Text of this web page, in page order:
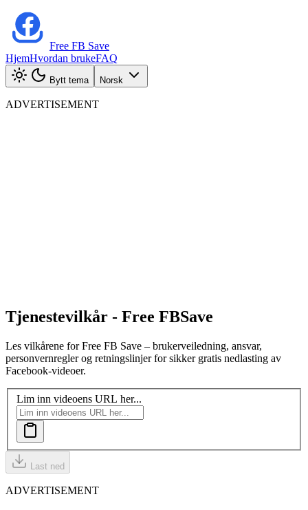
Free FB Save
HjemHvordan brukeFAQ
Bytt tema Norsk
ADVERTISEMENT
Tjenestevilkår - Free FBSave
Les vilkårene for Free FB Save – brukerveiledning, ansvar,
personvernregler og retningslinjer for sikker gratis nedlasting av
Facebook-videoer.
Lim inn videoens URL her...
Last ned
ADVERTISEMENT